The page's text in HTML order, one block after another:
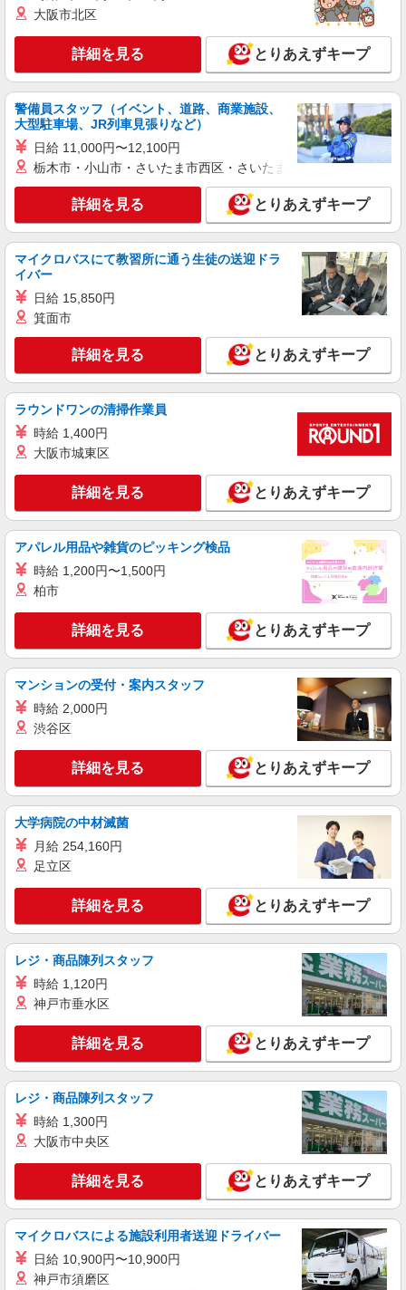
+゜・。○。・゜+゜
株式会社シエロ
【au】の携帯販売スタッフ
時給1400円〜1500円（経験・能力による） ※
残業代支給 ★交通費別途支給（規定あり） ゜
+゜・。○。・゜+゜・。○。・゜+゜ 入社祝い金10
万円支給(規定有) お友達を紹介頂くと, インセンテ
ィブ支給(規定有) ★月2回払い・週払い可能（規程
有）★ ゜・。○。・゜+゜・。○。・゜+゜
長野県松本市のauショップ
キープ 詳細を見る
派遣社員
株式会社シエロ
スマホ携帯販売【ワイモバイル】
時給1400円〜1700円（経験・能力による） ※
残業代支給 ★交通費別途支給（規定あり） ゜
+゜・。○。・゜+゜・。○。・゜+゜ 入社祝い金10
万円支給(規定有) お友達を紹介頂くと, インセンテ
ィブ支給(規定有) ★月2回払い・週払い可能（規程
有）★ ゜・。○。・゜+゜・。○。・゜+゜
キープ 詳細を見る
派遣社員
株式会社シエロ
6か月・時給1500円〜 ★交通費別途支給（規定あ
り） ゜+゜・。○。・゜+゜・。○。・゜+゜ 入社
祝い金10万円支給(規定有) お友達を紹介頂くと, イ
ンセンティブ支給(規定有) ゜・。○。・゜+゜・。
○。・゜+゜
長野県松本市の家電量販店
キープ 詳細を見る
派遣社員
【softbank】人気機種に詳しくなれる携帯販
売
時給1500円〜 ※残業代支給 ★交通費別途支給
（規定あり） ゜+゜・。○。・゜+゜・。○。・゜
+゜ 入社祝い金10万円支給(規定有) お友達を紹介
頂くと, インセンティブ支給(規定有) ★月2回払
い・週払い可能（規程有）★ ゜・。○。・゜
+゜・。○。・゜+゜
長野県松本市のsoftbankショップ
キープ 詳細を見る
派遣社員
株式会社シエロ
人気機種に詳しくなれる携帯販売【au】
月給259000円 ※残業手当別途支給 ※研修期間
6か月・時給1500円〜 ★交通費別途支給（規定あ
祝い金10万円支給(規定有) お友達を紹介頂くと, イ
ンセンティブ支給(規定有) ゜・。○。・゜+゜・。
○。・゜+゜
長野県松本市の家電量販店
キープ 詳細を見る
紹介予定派遣
株式会社シエロ
時給1450円〜1600円（経験・能力による） ※
残業代支給 ★交通費別途支給（規定あり） ゜
+゜・。○。・゜+゜・。○。・゜+゜ 入社祝い金10
万円支給(規定有) お友達を紹介頂くと, インセンテ
ィブ支給(規定有) ★月2回払い・週払い可能（規程
有）★ ゜・。○。・゜+゜・。○。・゜+゜
長野県松本市のauショップ
詳細を見る
大阪市北区
詳細を見る とりあえずキープ
警備員スタッフ（イベント、道路、商業施設、
大型駐車場、JR列車見張りなど）
日給 11,000円〜12,100円
栃木市・小山市・さいたま市西区・さいたま市岩槻区・久喜市・
詳細を見る とりあえずキープ
マイクロバスにて教習所に通う生徒の送迎ドラ
イバー
日給 15,850円
箕面市
詳細を見る とりあえずキープ
ラウンドワンの清掃作業員
時給 1,400円
大阪市城東区
詳細を見る とりあえずキープ
アパレル用品や雑貨のピッキング検品
時給 1,200円〜1,500円
柏市
詳細を見る とりあえずキープ
マンションの受付・案内スタッフ
時給 2,000円
渋谷区
詳細を見る とりあえずキープ
大学病院の中材滅菌
月給 254,160円
足立区
詳細を見る とりあえずキープ
レジ・商品陳列スタッフ
時給 1,120円
神戸市垂水区
詳細を見る とりあえずキープ
レジ・商品陳列スタッフ
時給 1,300円
大阪市中央区
詳細を見る とりあえずキープ
マイクロバスによる施設利用者送迎ドライバー
日給 10,900円〜10,900円
神戸市須磨区